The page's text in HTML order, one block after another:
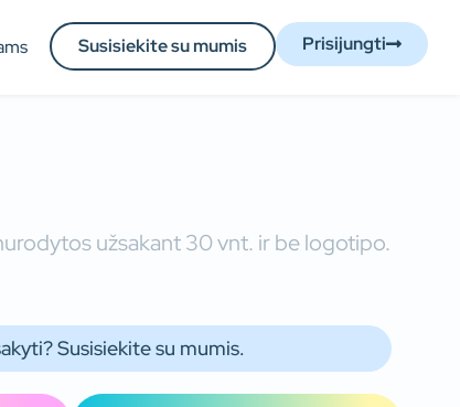
Susisiekite su mumis Prisijungti
užsakant 30 vnt. ir be logotipo.
Susisiekite su mumis.